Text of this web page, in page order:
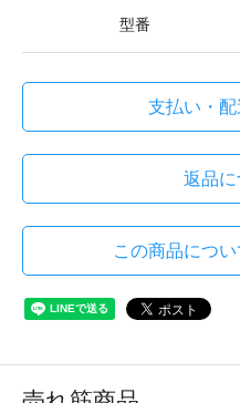
型番
支払い・
返品に
この商品につ